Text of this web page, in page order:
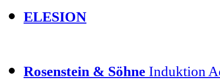
ELESION
Rosenstein & Söhne Induktion